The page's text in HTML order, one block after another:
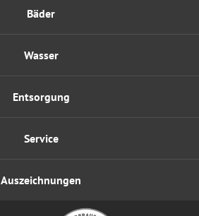
Wasser
Bäder
Entsorgung
Service
Auszeichnungen